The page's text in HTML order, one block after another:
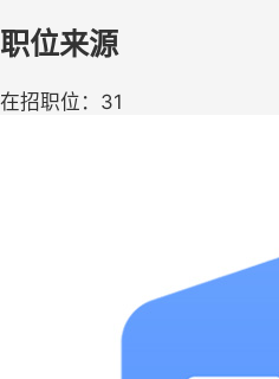
职位来源
在招职位：31